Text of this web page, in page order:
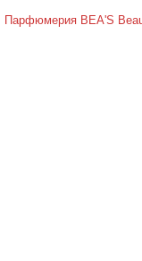
Парфюмерия BEA'S